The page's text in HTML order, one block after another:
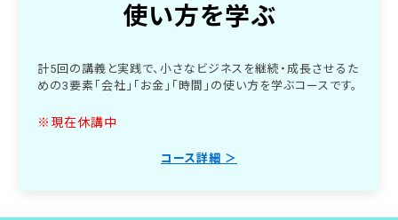
使い方を学ぶ
計5回の講義と実践で、小さなビジネスを継続・成長させるた
めの3要素「会社」「お金」「時間」の使い方を学ぶコースです。
※現在休講中
コース詳細 ＞